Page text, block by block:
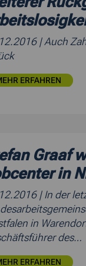
| Auch
ERFAHREN
Graaf
in
| In der
in
des…
ERFAHREN